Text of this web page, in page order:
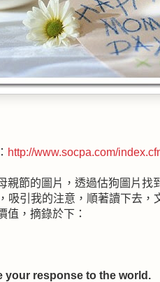
http://www.socpa.com/
親節的圖片，透過估狗圖片找
吸引我的注意，順著讀下去，
值，摘錄於下：
your response to the world.